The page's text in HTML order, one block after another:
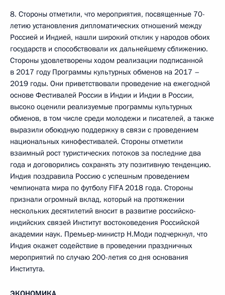
8. Стороны отметили, что мероприятия, посвященные 70-
летию установления дипломатических отношений между
Россией и Индией, нашли широкий отклик у народов обоих
государств и способствовали их дальнейшему сближению.
Стороны удовлетворены ходом реализации подписанной
в 2017 году Программы культурных обменов на 2017 –
2019 годы. Они приветствовали проведение на ежегодной
основе Фестивалей России в Индии и Индии в России,
высоко оценили реализуемые программы культурных
обменов, в том числе среди молодежи и писателей, а также
выразили обоюдную поддержку в связи с проведением
национальных кинофестивалей. Стороны отметили
взаимный рост туристических потоков за последние два
года и договорились сохранять эту позитивную тенденцию.
Индия поздравила Россию с успешным проведением
чемпионата мира по футболу FIFA 2018 года. Стороны
признали огромный вклад, который на протяжении
нескольких десятилетий вносит в развитие российско-
индийских связей Институт востоковедения Российской
академии наук. Премьер-министр Н.Моди подчеркнул, что
Индия окажет содействие в проведении праздничных
мероприятий по случаю 200-летия со дня основания
Института.